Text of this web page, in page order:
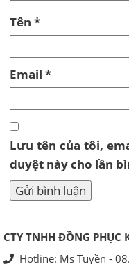
Tên*
Email*
Lưu tên của tôi,
duyệt này cho lần
CTY TNHH ĐỒNG PHỤC
Hotline: Ms Tuyền -